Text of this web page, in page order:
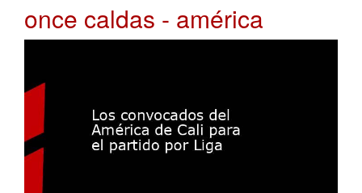
once caldas - américa